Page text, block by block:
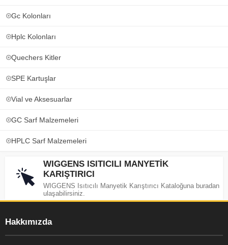
Gc Kolonları
Hplc Kolonları
Quechers Kitler
SPE Kartuşlar
Vial ve Aksesuarlar
GC Sarf Malzemeleri
HPLC Sarf Malzemeleri
WIGGENS ISITICILI MANYETİK
KARIŞTIRICI
WIGGENS Isıtıcılı Manyetik Karıştırıcı Kataloğuna buradan
ulaşabilirsiniz.
Hakkımızda